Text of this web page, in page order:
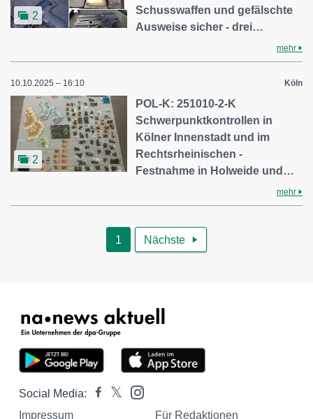
2
Schusswaffen und gefälschte
Ausweise sicher - drei…
mehr
10.10.2025 – 16:10 Köln
2
POL-K: 251010-2-K
Schwerpunktkontrollen in
Kölner Innenstadt und im
Rechtsrheinischen -
Festnahme in Holweide und…
mehr
1 Nächste 
Social Media:
Impressum
Für Redaktionen